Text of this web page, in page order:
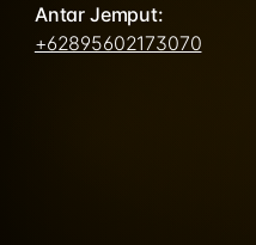
Antar Jemput:
+62895602173070